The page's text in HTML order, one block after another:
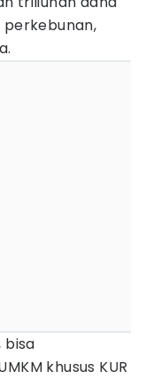
bisa
khusus KUR